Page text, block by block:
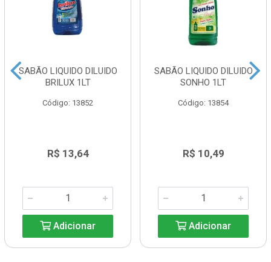
SABÃO LIQUIDO DILUIDO
BRILUX 1LT
Código: 13852
R$ 13,64
Adicionar
SABÃO LIQUIDO DILUIDO
SONHO 1LT
Código: 13854
R$ 10,49
Adicionar